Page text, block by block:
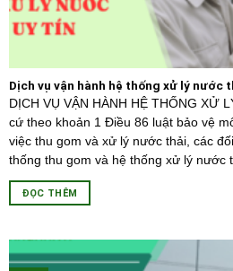
Dịch vụ vận hành hệ thống xử lý nước
DỊCH VỤ VẬN HÀNH HỆ THỐNG XỬ
cứ theo khoản 1 Điều 86 luật bảo vệ
việc thu gom và xử lý nước thải, các
thống thu gom và hệ thống xử lý nước
ĐỌC THÊM